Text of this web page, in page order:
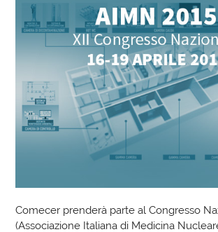
Comecer prenderà parte al Congresso
(Associazione Italiana di Medicina